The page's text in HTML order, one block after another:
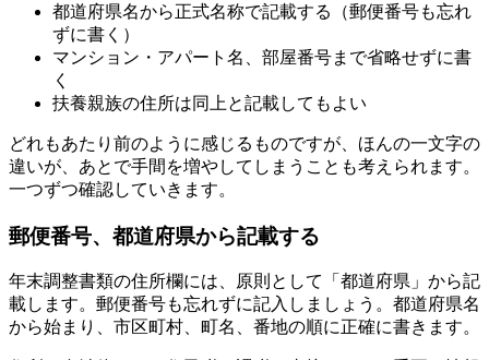
都道府県名から正式名称で記載する（郵便番号も忘れ
ずに書く）
マンション・アパート名、部屋番号まで省略せずに書
く
扶養親族の住所は同上と記載してもよい
どれもあたり前のように感じるものですが、ほんの一文字の
違いが、あとで手間を増やしてしまうことも考えられます。
一つずつ確認していきます。
郵便番号、都道府県から記載する
年末調整書類の住所欄には、原則として「都道府県」から記
載します。郵便番号も忘れずに記入しましょう。都道府県名
から始まり、市区町村、町名、番地の順に正確に書きます。